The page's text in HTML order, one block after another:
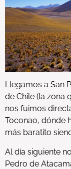
Llegamos a San
de Chile (la zona
nos fuimos
Toconao, dónde
más baratito
Al día siguiente
Pedro de